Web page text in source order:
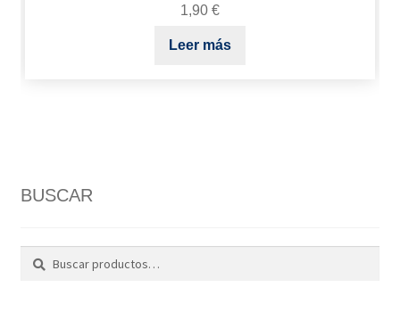
1,90 €
Leer más
BUSCAR
Buscar